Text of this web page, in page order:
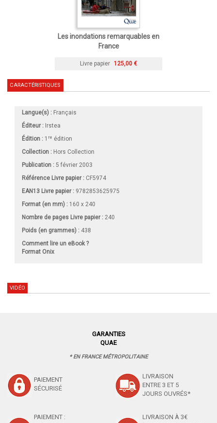
Les inondations remarquables en
France
Livre papier 125,00 €
CARACTÉRISTIQUES
Langue(s) : Français
Éditeur : Irstea
Édition : 1 re édition
Collection : Hors Collection
Publication : 5 février 2003
Référence Livre papier : CF5974
EAN13 Livre papier : 9782853625975
Format (en mm) : 160 x 240
Nombre de pages Livre papier: 240
Poids (en grammes) : 438
Comment lire un eBook ?
Format Onix
VIDÉO
GARANTIES
QUAE
* EN FRANCE MÉTROPOLITAINE
PAIEMENT
SÉCURISÉ
LIVRAISON
ENTRE 3 ET 5
JOURS OUVRÉS*
PAIEMENT : LIVRAISON À 3€